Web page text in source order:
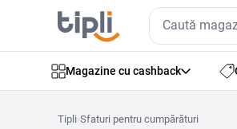
Magazine cu cashback
Tipli›Sfaturi pentru cumpărături